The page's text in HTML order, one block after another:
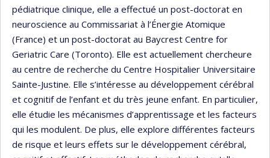
pédiatrique clinique, elle a effectué un post-doctorat en
neuroscience au Commissariat à l’Énergie Atomique
(France) et un post-doctorat au Baycrest Centre for
Geriatric Care (Toronto). Elle est actuellement chercheure
au centre de recherche du Centre Hospitalier Universitaire
Sainte-Justine. Elle s’intéresse au développement cérébral
et cognitif de l’enfant et du très jeune enfant. En particulier,
elle étudie les mécanismes d’apprentissage et les facteurs
qui les modulent. De plus, elle explore différentes facteurs
de risque et leurs effets sur le développement cérébral,